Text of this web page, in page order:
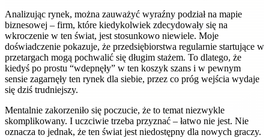
Analizując rynek, można zauważyć wyraźny podział na mapie
biznesowej – firm, które kiedykolwiek zdecydowały się na
wkroczenie w ten świat, jest stosunkowo niewiele. Moje
doświadczenie pokazuje, że przedsiębiorstwa regularnie startujące w
przetargach mogą pochwalić się długim stażem. To dlatego, że
kiedyś po prostu “wdepnęły” w ten koszyk szans i w pewnym
sensie zagarnęły ten rynek dla siebie, przez co próg wejścia wydaje
się dziś trudniejszy.
Mentalnie zakorzeniło się poczucie, że to temat niezwykle
skomplikowany. I uczciwie trzeba przyznać – łatwo nie jest. Nie
oznacza to jednak, że ten świat jest niedostępny dla nowych graczy.